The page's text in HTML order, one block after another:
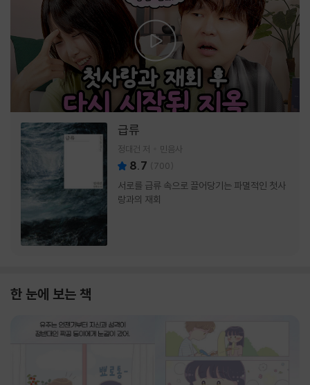
급류
정대건 저 민음사
8.7 (700)
서로를 급류 속으로 끌어당기는 파멸적인 첫사
랑과의 재회
한 눈에 보는 책